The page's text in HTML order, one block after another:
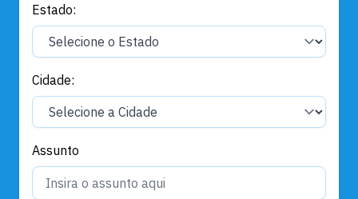
Estado:
Cidade:
Assunto